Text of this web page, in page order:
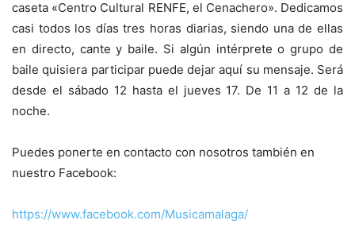
caseta «Centro Cultural RENFE, el Cenachero». Dedicamos
casi todos los días tres horas diarias, siendo una de ellas
en directo, cante y baile. Si algún intérprete o grupo de
baile quisiera participar puede dejar aquí su mensaje. Será
desde el sábado 12 hasta el jueves 17. De 11 a 12 de la
noche.
Puedes ponerte en contacto con nosotros también en
nuestro Facebook:
https://www.facebook.com/Musicamalaga/